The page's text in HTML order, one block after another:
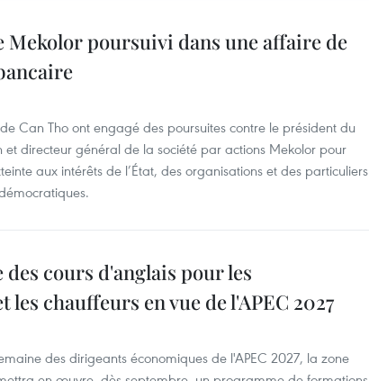
Mekolor poursuivi dans une affaire de
Can Tho ont engagé des poursuites contre le président du
et directeur général de la société par actions Mekolor pour
aux intérêts de l’État, des organisations et des particuliers
des cours d'anglais pour les
les chauffeurs en vue de l'APEC 2027
des dirigeants économiques de l'APEC 2027, la zone